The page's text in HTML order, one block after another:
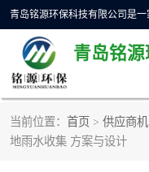
青岛铭
当前位置： 首页 > 供应商机
地雨水收集 方案与设计
一体化HMPP泵站